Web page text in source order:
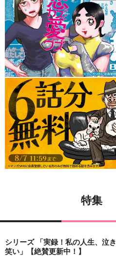
特集
シリーズ 「実録！私の人生、泣き
笑い」【絶賛更新中！】